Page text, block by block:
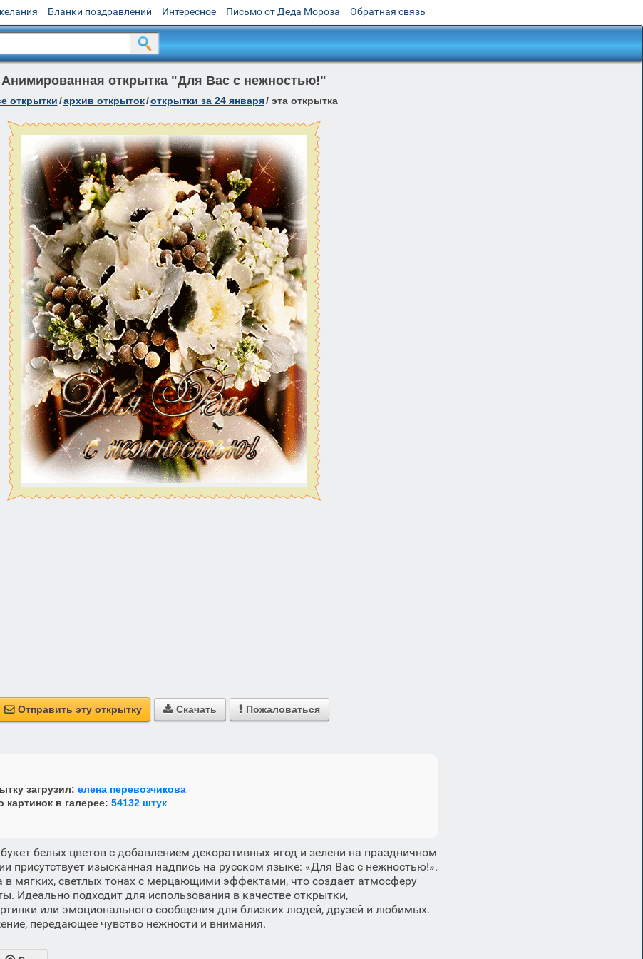
Бланки поздравлений Интересное Письмо от Деда Мороза Обратная связь
Анимированная открытка "Для Вас с нежностью!"
открытки/архив открыток/открытки за 24 января/ эта открытка
 Отправить эту открытку  Скачать  Пожаловаться
загрузил: елена перевозчикова
картинок в галерее: 54132 штук
белых цветов с добавлением декоративных ягод и зелени на праздничном
присутствует изысканная надпись на русском языке: «Для Вас с нежностью!».
в мягких, светлых тонах с мерцающими эффектами, что создает атмосферу
Идеально подходит для использования в качестве открытки,
или эмоционального сообщения для близких людей, друзей и любимых.
передающее чувство нежности и внимания.